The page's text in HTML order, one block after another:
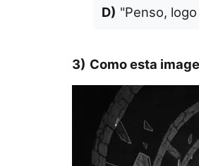
D) "Penso,
3) Como esta